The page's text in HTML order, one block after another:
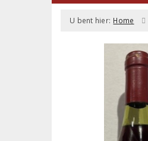
U bent hier: Home